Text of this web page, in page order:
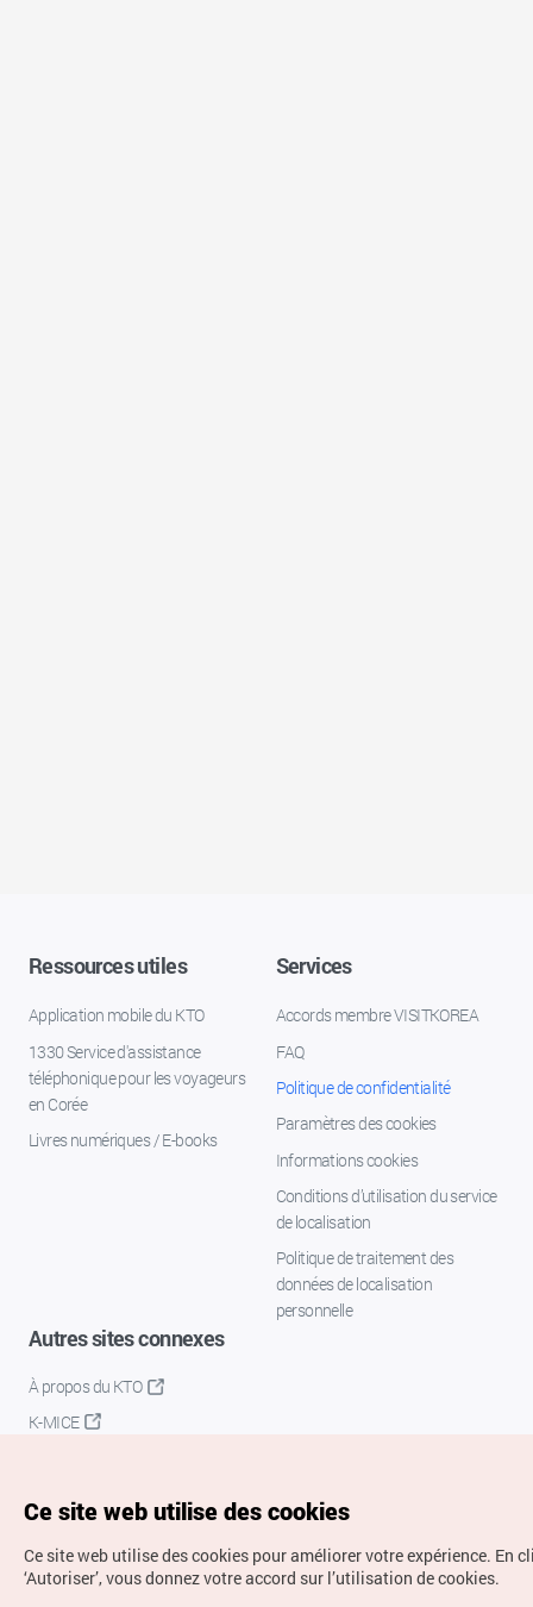
Ressources utiles
Application mobile du KTO
1330 Service d'assistance
téléphonique pour les voyageurs
en Corée
Livres numériques / E-books
Services
Accords membre VISITKOREA
FAQ
Politique de confidentialité
Paramètres des cookies
Informations cookies
Conditions d’utilisation du service
de localisation
Politique de traitement des
données de localisation
personnelle
Autres sites connexes
À propos du KTO
K-MICE
Ce site web utilise des cookies
Ce site web utilise des cookies pour améliorer votre expérience. En
‘Autoriser’, vous donnez votre accord sur l’utilisation de cookies.